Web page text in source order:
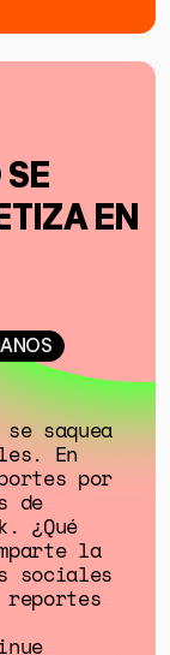
EN
saquea
En
por
de
¿Qué
la
sociales
reportes